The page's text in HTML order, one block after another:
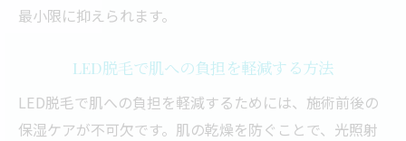
最小限に抑えられます。
LED脱毛で肌への負担を軽減する方法
LED脱毛で肌への負担を軽減するためには、施術前後の
保湿ケアが不可欠です。肌の乾燥を防ぐことで、光照射